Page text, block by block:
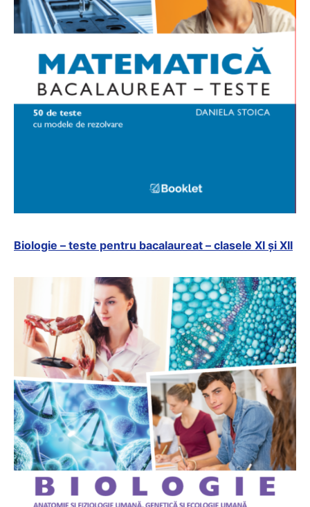
Biologie – teste pentru bacalaureat – clasele XI și XII